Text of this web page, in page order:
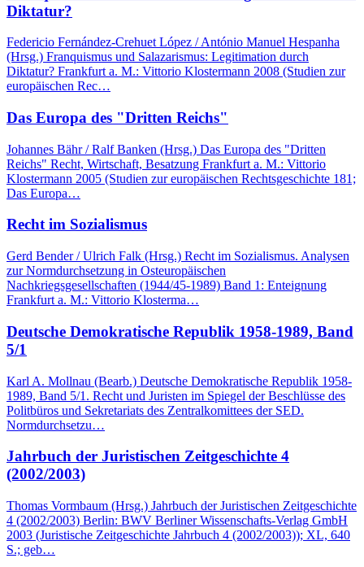
Diktatur?
Federicio Fernández-Crehuet López / António Manuel Hespanha
(Hrsg.) Franquismus und Salazarismus: Legitimation durch
Diktatur? Frankfurt a. M.: Vittorio Klostermann 2008 (Studien zur
europäischen Rec…
Das Europa des "Dritten Reichs"
Johannes Bähr / Ralf Banken (Hrsg.) Das Europa des "Dritten
Reichs" Recht, Wirtschaft, Besatzung Frankfurt a. M.: Vittorio
Klostermann 2005 (Studien zur europäischen Rechtsgeschichte 181;
Das Europa…
Recht im Sozialismus
Gerd Bender / Ulrich Falk (Hrsg.) Recht im Sozialismus. Analysen
zur Normdurchsetzung in Osteuropäischen
Nachkriegsgesellschaften (1944/45-1989) Band 1: Enteignung
Frankfurt a. M.: Vittorio Klosterma…
Deutsche Demokratische Republik 1958-1989, Band
5/1
Karl A. Mollnau (Bearb.) Deutsche Demokratische Republik 1958-
1989, Band 5/1. Recht und Juristen im Spiegel der Beschlüsse des
Politbüros und Sekretariats des Zentralkomittees der SED.
Normdurchsetzu…
Jahrbuch der Juristischen Zeitgeschichte 4
(2002/2003)
Thomas Vormbaum (Hrsg.) Jahrbuch der Juristischen Zeitgeschichte
4 (2002/2003) Berlin: BWV Berliner Wissenschafts-Verlag GmbH
2003 (Juristische Zeitgeschichte Jahrbuch 4 (2002/2003)); XL, 640
S.; geb…